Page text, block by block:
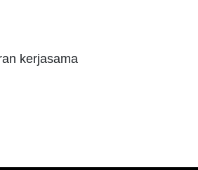
kerjasama